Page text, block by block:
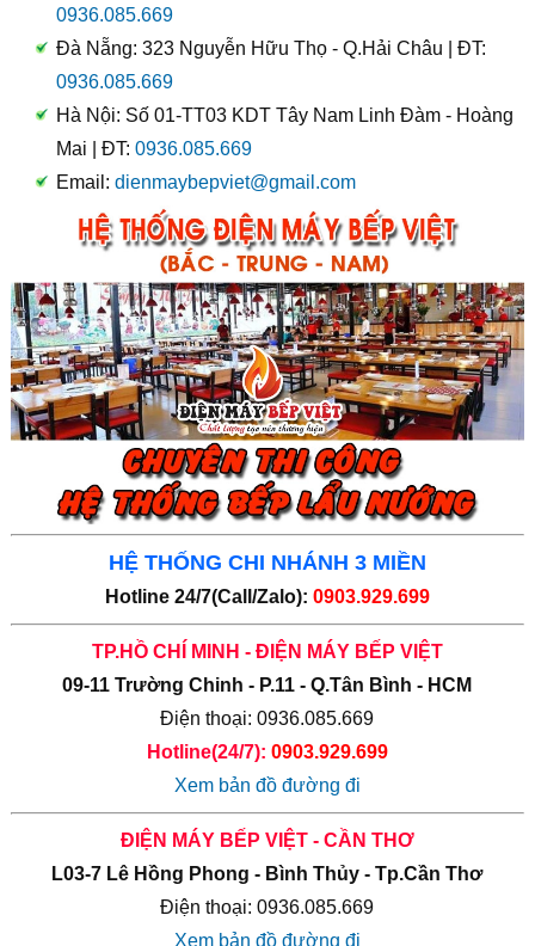
0936.085.669
Đà Nẵng: 323 Nguyễn Hữu Thọ - Q.Hải Châu | ĐT:
0936.085.669
Hà Nội: Số 01-TT03 KDT Tây Nam Linh Đàm - Hoàng
Mai | ĐT: 0936.085.669
Email: dienmaybepviet@gmail.com
HỆ THỐNG CHI NHÁNH 3 MIỀN
Hotline 24/7(Call/Zalo): 0903.929.699
TP.HỒ CHÍ MINH - ĐIỆN MÁY BẾP VIỆT
09-11 Trường Chinh - P.11 - Q.Tân Bình - HCM
Điện thoại: 0936.085.669
Hotline(24/7): 0903.929.699
Xem bản đồ đường đi
ĐIỆN MÁY BẾP VIỆT - CẦN THƠ
L03-7 Lê Hồng Phong - Bình Thủy - Tp.Cần Thơ
Điện thoại: 0936.085.669
Xem bản đồ đường đi